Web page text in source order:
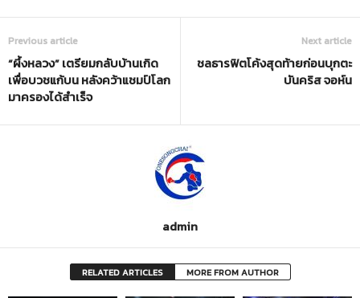
Previous article
“ผึ้งหลวง” เตรียมกลับบ้านเกิด
เพื่อบวชแก้บน หลังคว้าแชมป์โลก
มาครองได้สำเร็จ
Next article
ชลธารฟิตโค้งสุดท้ายก่อนบุกตะ
บันคริส จอห์น
admin
RELATED ARTICLES MORE FROM AUTHOR